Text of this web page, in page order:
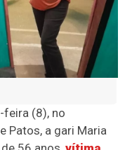
feira (8), no
Patos, a gari Maria